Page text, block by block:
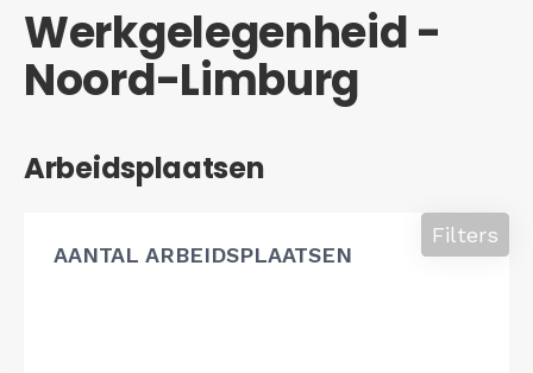
Werkgelegenheid -
Noord-Limburg
Arbeidsplaatsen
AANTAL ARBEIDSPLAATSEN
Filters